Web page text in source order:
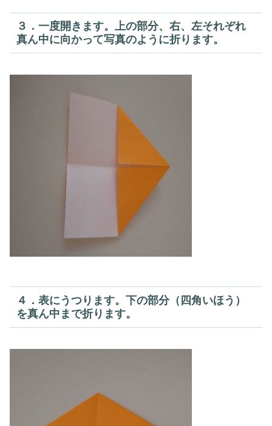
３．一度開きます。上の部分、右、左それぞれ
真ん中に向かって写真のように折ります。
４．表にうつります。下の部分（四角いほう）
を真ん中まで折ります。